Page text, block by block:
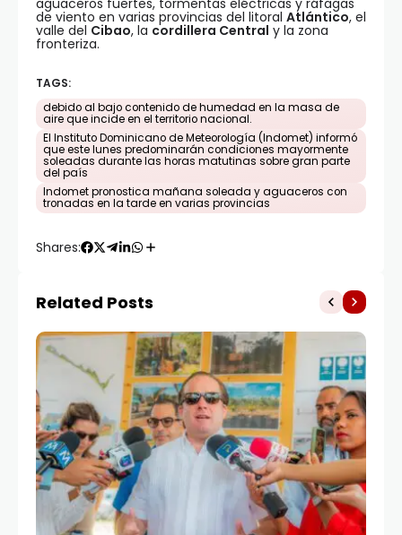
aguaceros fuertes, tormentas eléctricas y ráfagas
de viento en varias provincias del litoral Atlántico, el
valle del Cibao, la cordillera Central y la zona
fronteriza.
TAGS:
debido al bajo contenido de humedad en la masa de
aire que incide en el territorio nacional.
El Instituto Dominicano de Meteorología (Indomet) informó
que este lunes predominarán condiciones mayormente
soleadas durante las horas matutinas sobre gran parte
del país
Indomet pronostica mañana soleada y aguaceros con
tronadas en la tarde en varias provincias
Shares:
Related Posts